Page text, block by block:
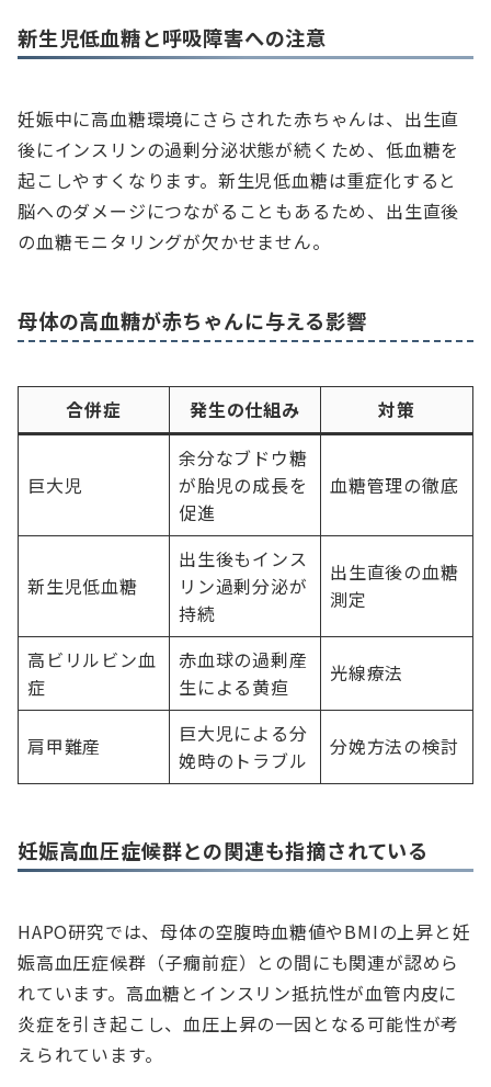
新生児低血糖と呼吸障害への注意
妊娠中に高血糖環境にさらされた赤ちゃんは、出生直
後にインスリンの過剰分泌状態が続くため、低血糖を
起こしやすくなります。新生児低血糖は重症化すると
脳へのダメージにつながることもあるため、出生直後
の血糖モニタリングが欠かせません。
母体の高血糖が赤ちゃんに与える影響
合併症 発生の仕組み 対策
巨大児
余分なブドウ糖
が胎児の成長を
促進
血糖管理の徹底
新生児低血糖
出生後もインス
リン過剰分泌が
持続
出生直後の血糖
測定
高ビリルビン血
症
赤血球の過剰産
生による黄疸
光線療法
肩甲難産
巨大児による分
娩時のトラブル
分娩方法の検討
妊娠高血圧症候群との関連も指摘されている
HAPO研究では、母体の空腹時血糖値やBMIの上昇と妊
娠高血圧症候群（子癇前症）との間にも関連が認めら
れています。高血糖とインスリン抵抗性が血管内皮に
炎症を引き起こし、血圧上昇の一因となる可能性が考
えられています。